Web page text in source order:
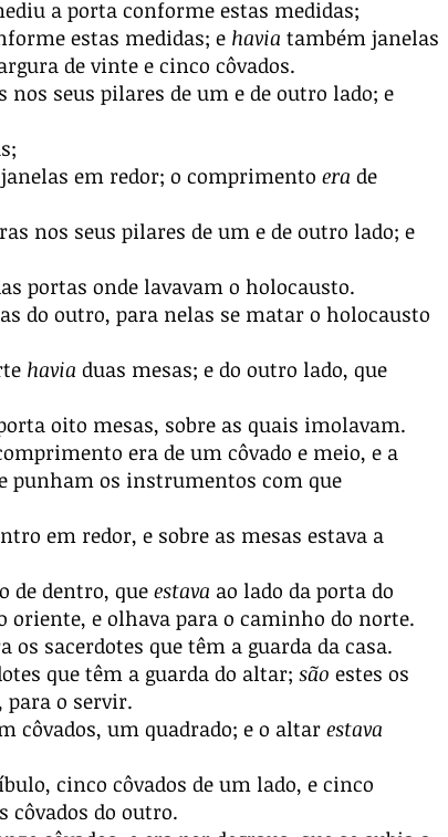
a porta conforme estas medidas;
estas medidas; e havia também janelas
de vinte e cinco côvados.
nos seus pilares de um e de outro lado; e
em redor; o comprimento era de
nos seus pilares de um e de outro lado; e
portas onde lavavam o holocausto.
do outro, para nelas se matar o holocausto
havia duas mesas; e do outro lado, que
oito mesas, sobre as quais imolavam.
era de um côvado e meio, e a
punham os instrumentos com que
em redor, e sobre as mesas estava a
de dentro, que estava ao lado da porta do
oriente, e olhava para o caminho do norte.
os sacerdotes que têm a guarda da casa.
que têm a guarda do altar; são estes os
para o servir.
côvados, um quadrado; e o altar estava
cinco côvados de um lado, e cinco
côvados do outro.